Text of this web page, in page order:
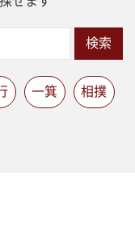
検索
一箕 相撲